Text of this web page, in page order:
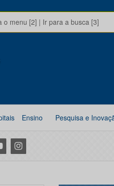
o menu [2] | Ir para a busca [3]
Ensino Pesquisa e
Instagram